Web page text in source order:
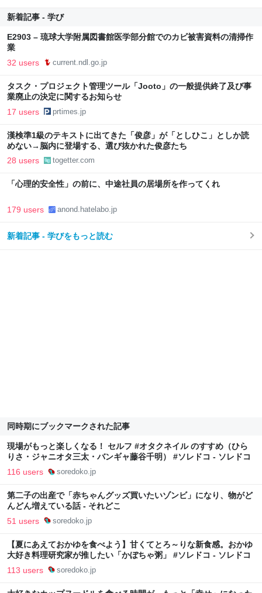
新着記事 - 学び
E2903 – 琉球大学附属図書館医学部分館でのカビ被害資料の清掃作
業
32 users current.ndl.go.jp
タスク・プロジェクト管理ツール「Jooto」の一般提供終了及び事
業廃止の決定に関するお知らせ
17 users prtimes.jp
漢検準1級のテキストに出てきた「俊彦」が「としひこ」としか読
めない→脳内に登場する、選び抜かれた俊彦たち
28 users togetter.com
「心理的安全性」の前に、中途社員の居場所を作ってくれ
179 users anond.hatelabo.jp
新着記事 - 学びをもっと読む
同時期にブックマークされた記事
現場がもっと楽しくなる！ セルフ #オタクネイル のすすめ（ひら
りさ・ジャニオタ三太・バンギャ藤谷千明） #ソレドコ - ソレドコ
116 users soredoko.jp
第二子の出産で「赤ちゃんグッズ買いたいゾンビ」になり、物がど
んどん増えている話 - それどこ
51 users soredoko.jp
【夏にあえておかゆを食べよう】甘くてとろ～りな新食感。おかゆ
大好き料理研究家が推したい「かぼちゃ粥」 #ソレドコ - ソレドコ
113 users soredoko.jp